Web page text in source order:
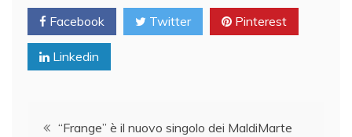
Facebook Twitter Pinterest
Linkedin
Post“Frange” è il nuovo singolo dei MaldiMarte